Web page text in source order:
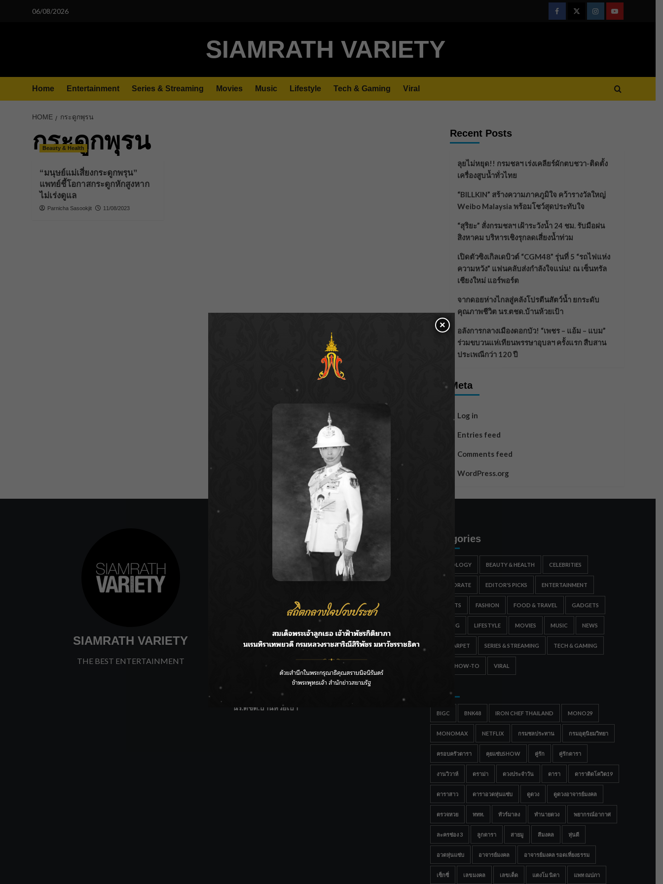
06/08/2026
FacebookTwitterInstagramYoutube
SIAMRATH VARIETY
Home Entertainment Series & Streaming Movies Music Lifestyle Tech & Gaming Viral
HOME กระดูกพุรน
กระดูกพุรน
Beauty & Health
“มนุษย์แม่เสี่ยงกระดูกพรุน”
แพทย์ชี้โอกาสกระดูกหักสูงหาก
ไม่เร่งดูแล
Parnicha Sasookjit 11/08/2023
Recent Posts
ลุยไม่หยุด!! กรมชลฯ เร่งเคลียร์ผักตบชวา-ติดตั้ง
เครื่องสูบน้ำทั่วไทย
“BILLKIN” สร้างความภาคภูมิใจ คว้ารางวัลใหญ่
Weibo Malaysia พร้อมโชว์สุดประทับใจ
“สุริยะ” สั่งกรมชลฯ เฝ้าระวังน้ำ 24 ชม. รับมือฝน
สิงหาคม บริหารเชิงรุกลดเสี่ยงน้ำท่วม
เปิดตัวซิงเกิลเดบิวต์ “CGM48” รุ่นที่ 5 “รถไฟแห่ง
ความหวัง” แฟนคลับส่งกำลังใจแน่น! ณ เซ็นทรัล
เชียงใหม่ แอร์พอร์ต
จากดอยห่างไกลสู่คลังโปรตีนสัตว์น้ำ ยกระดับ
คุณภาพชีวิต นร.ตชด.บ้านห้วยเป้า
อลังการกลางเมืองดอกบัว! “เพชร – แอ้ม – แบม”
ร่วมขบวนแห่เทียนพรรษาอุบลฯ ครั้งแรก สืบสาน
ประเพณีกว่า 120 ปี
Meta
Log in
Entries feed
Comments feed
WordPress.org
SIAMRATH VARIETY
THE BEST ENTERTAINMENT
ลุยไม่หยุด!! กรมชลฯ เร่งเคลียร์ผักตบชวา-ติดตั้งเครื่องสูบน้ำ
Malaysia พร้อมโชว์สุดประทับใจ
“สุริยะ” สั่งกรมชลฯ เฝ้าระวังน้ำ 24 ชม. รับมือฝนสิงหาคม
บริหารเชิงรุกลดเสี่ยงน้ำท่วม
เปิดตัวซิงเกิลเดบิวต์ “CGM48” รุ่นที่ 5 “รถไฟแห่งความหวัง”
แฟนคลับส่งกำลังใจแน่น! ณ เซ็นทรัลเชียงใหม่ แอร์พอร์ต
จากดอยห่างไกลสู่คลังโปรตีนสัตว์น้ำ ยกระดับคุณภาพชีวิต
นร.ตชด.บ้านห้วยเป้า
Categories
ASTROLOGY BEAUTY & HEALTH CELEBRITIES
CORPORATE EDITOR'S PICKS ENTERTAINMENT
ESPORTS FASHION FOOD & TRAVEL GADGETS
GAMING LIFESTYLE MOVIES MUSIC NEWS
RED CARPET SERIES & STREAMING TECH & GAMING
TIPS & HOW-TO VIRAL
BIGC BNK48 IRON CHEF THAILAND MONO29
MONOMAX NETFLIX กรมชลประทาน กรมอุตุนิยมวิทยา
ครอบครัวดารา คุยแซ่บSHOW คู่รัก คู่รักดารา
งานวิวาห์ ดราม่า ดวงประจำวัน ดารา ดาราติดโควิด19
ดาราสาว ดาราอวดหุ่นแซ่บ ดูดวง ดูดวงอาจารย์มงคล
ตรวจหวย ททท. ทัวร์มาลง ทำนายดวง พยากรณ์อากาศ
ละครช่อง 3 ลูกดารา สายมู สีมงคล หุ่นดี
อวดหุ่นแซ่บ อาจารย์มงคล อาจารย์มงคล รอดเที่ยงธรรม
เซ็กซี่ เลขมงคล เลขเด็ด แตงโม นิดา แพท ณปภา
×